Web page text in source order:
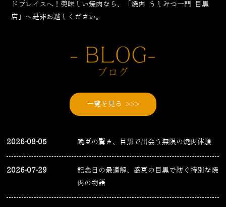
ドプレイスへ！美味しい焼肉なら、「焼肉 うしみつ一門 目黒
店」へ是非お越しください。
一覧を見る >>>
2026-08-05 晩夏の驚き、目黒で出会う無限の焼肉体験
2026-07-29
記念日の最適解、盛夏の目黒で紡ぐ特別な焼
肉の物語